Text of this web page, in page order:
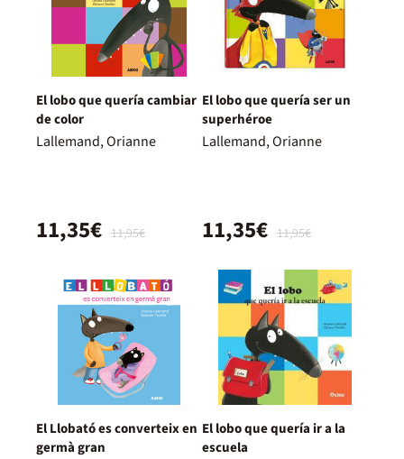
El lobo que quería cambiar
de color
Lallemand, Orianne
11,95€
11,35€
El lobo que quería ser un
superhéroe
Lallemand, Orianne
11,95€
11,35€
El Llobató es converteix en
germà gran
El lobo que quería ir a la
escuela